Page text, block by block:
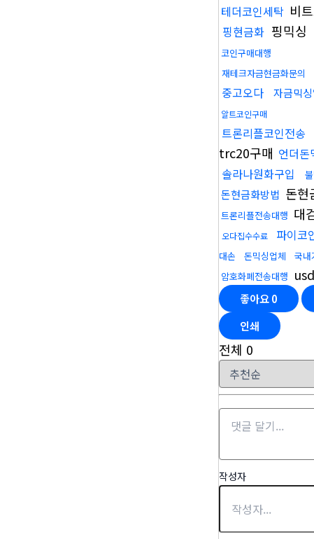
테더코인세탁 비
핑현금화 핑믹싱
코인구매대행
재테크자금현금화문의
중고오다 자금믹
알트코인구매
트론리플코인전송
trc20구매 언더돈
솔라나원화구입
돈현금화방법 돈현
트론리플전송대행 대
오다집수수료 파이코
대손
돈믹싱업체 국내
암호화폐전송대행
좋아요0
인쇄
전체 0
작성자